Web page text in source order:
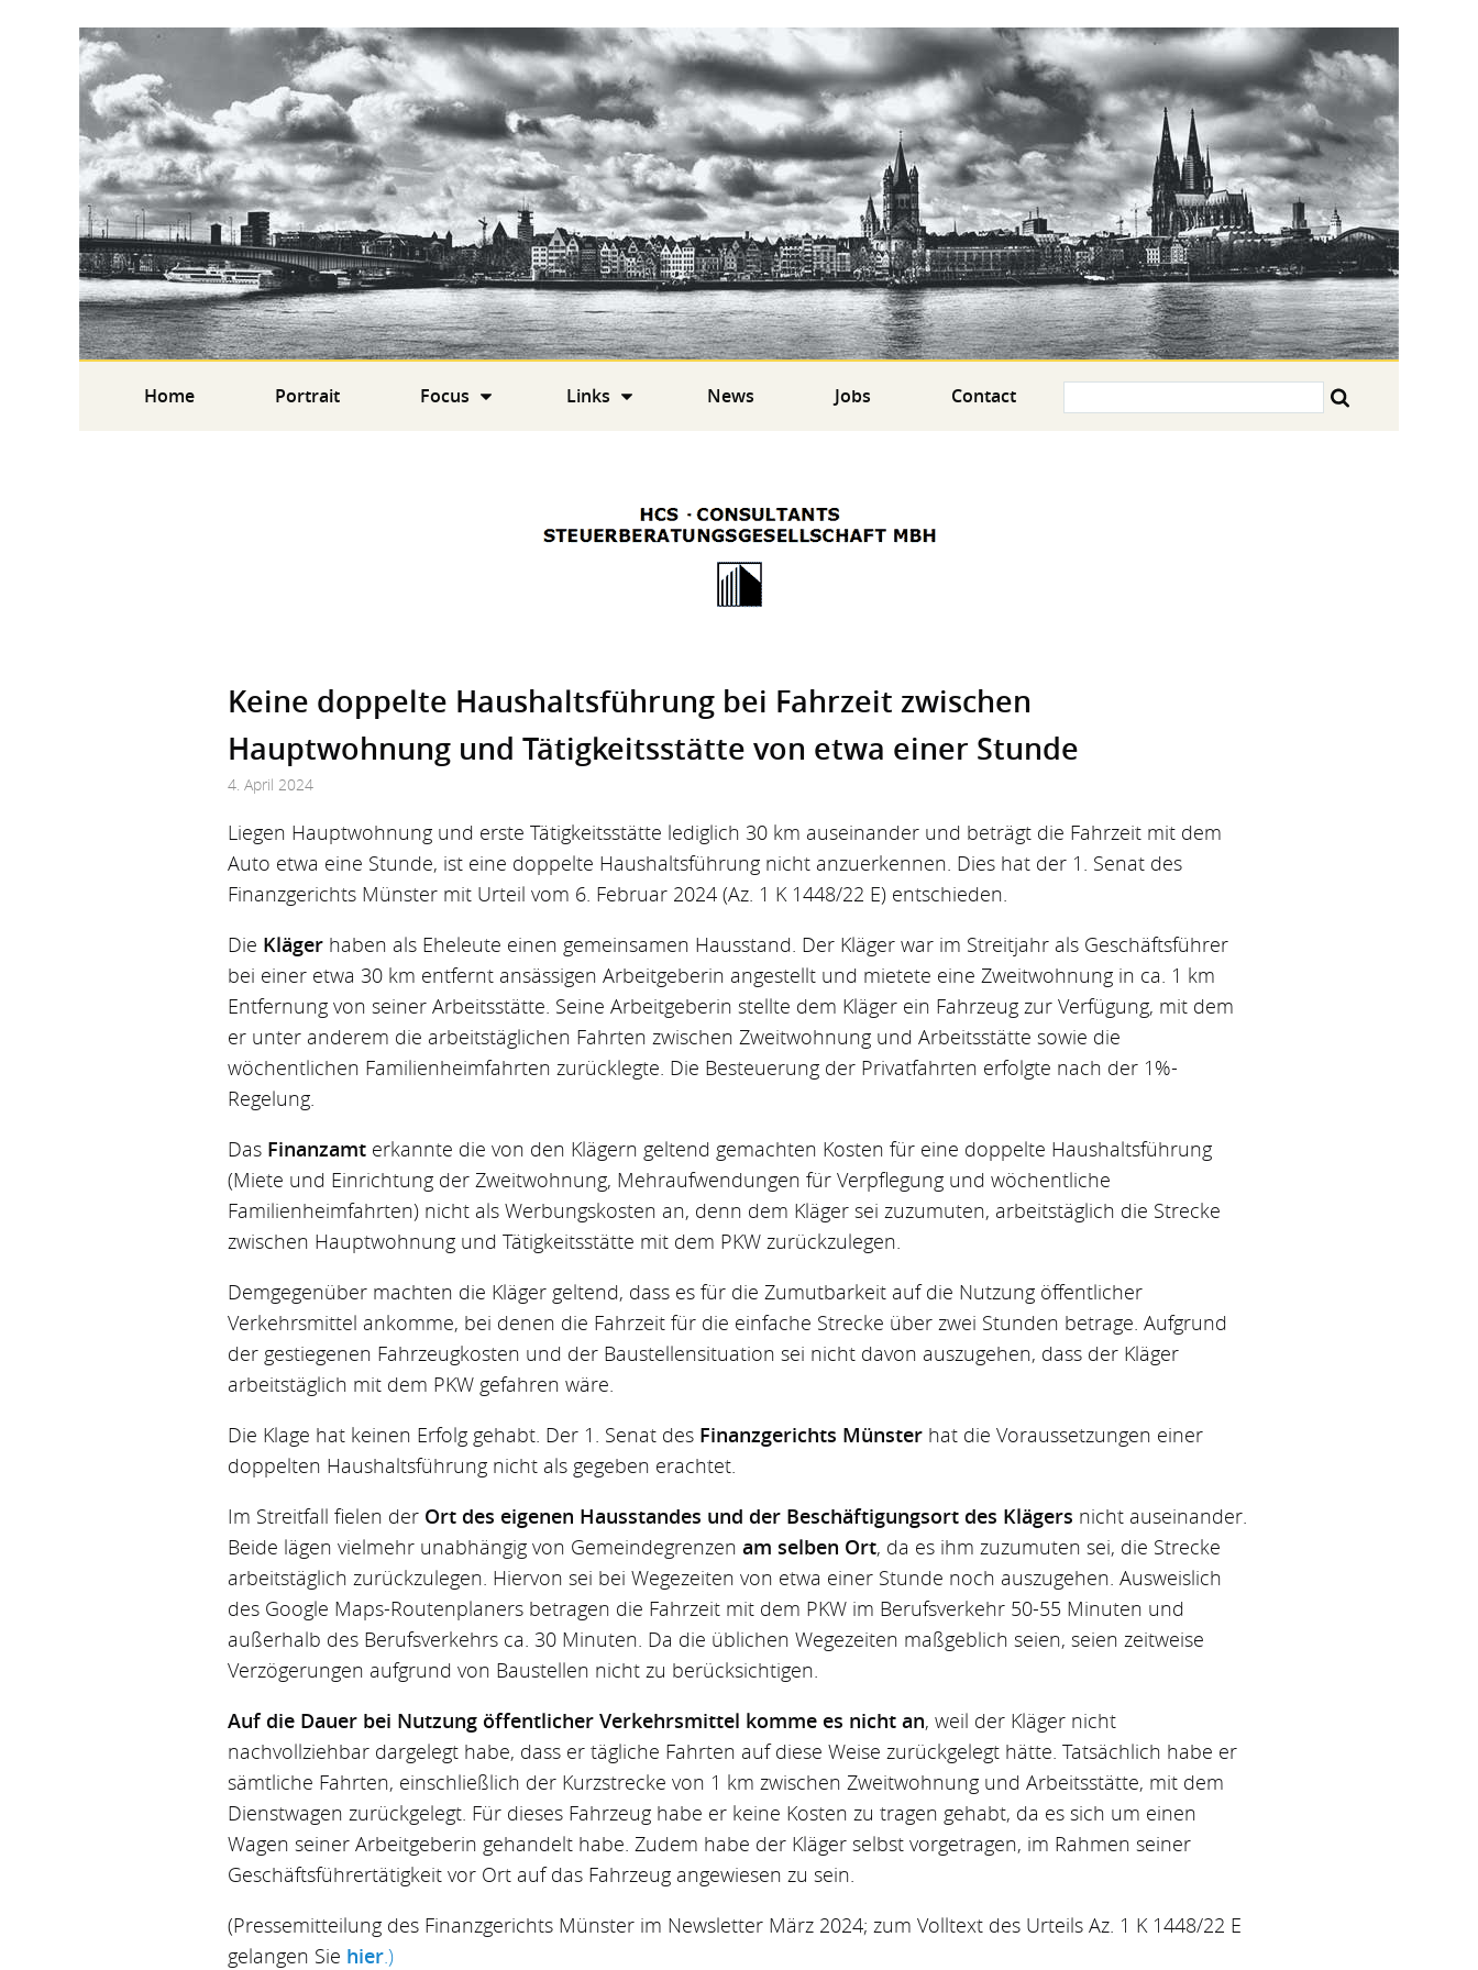
Home Portrait Focus Links News Jobs Contact
Keine doppelte Haushaltsführung bei Fahrzeit zwischen
Hauptwohnung und Tätigkeitsstätte von etwa einer Stunde
4. April 2024
Liegen Hauptwohnung und erste Tätigkeitsstätte lediglich 30 km auseinander und beträgt die Fahrzeit mit dem
Auto etwa eine Stunde, ist eine doppelte Haushaltsführung nicht anzuerkennen. Dies hat der 1. Senat des
Finanzgerichts Münster mit Urteil vom 6. Februar 2024 (Az. 1 K 1448/22 E) entschieden.
Die Kläger haben als Eheleute einen gemeinsamen Hausstand. Der Kläger war im Streitjahr als Geschäftsführer
bei einer etwa 30 km entfernt ansässigen Arbeitgeberin angestellt und mietete eine Zweitwohnung in ca. 1 km
Entfernung von seiner Arbeitsstätte. Seine Arbeitgeberin stellte dem Kläger ein Fahrzeug zur Verfügung, mit dem
er unter anderem die arbeitstäglichen Fahrten zwischen Zweitwohnung und Arbeitsstätte sowie die
wöchentlichen Familienheimfahrten zurücklegte. Die Besteuerung der Privatfahrten erfolgte nach der 1%-
Regelung.
Das Finanzamt erkannte die von den Klägern geltend gemachten Kosten für eine doppelte Haushaltsführung
(Miete und Einrichtung der Zweitwohnung, Mehraufwendungen für Verpflegung und wöchentliche
Familienheimfahrten) nicht als Werbungskosten an, denn dem Kläger sei zuzumuten, arbeitstäglich die Strecke
zwischen Hauptwohnung und Tätigkeitsstätte mit dem PKW zurückzulegen.
Demgegenüber machten die Kläger geltend, dass es für die Zumutbarkeit auf die Nutzung öffentlicher
Verkehrsmittel ankomme, bei denen die Fahrzeit für die einfache Strecke über zwei Stunden betrage. Aufgrund
der gestiegenen Fahrzeugkosten und der Baustellensituation sei nicht davon auszugehen, dass der Kläger
arbeitstäglich mit dem PKW gefahren wäre.
Die Klage hat keinen Erfolg gehabt. Der 1. Senat des Finanzgerichts Münster hat die Voraussetzungen einer
doppelten Haushaltsführung nicht als gegeben erachtet.
Im Streitfall fielen der Ort des eigenen Hausstandes und der Beschäftigungsort des Klägers nicht auseinander.
Beide lägen vielmehr unabhängig von Gemeindegrenzen am selben Ort, da es ihm zuzumuten sei, die Strecke
arbeitstäglich zurückzulegen. Hiervon sei bei Wegezeiten von etwa einer Stunde noch auszugehen. Ausweislich
des Google Maps-Routenplaners betragen die Fahrzeit mit dem PKW im Berufsverkehr 50-55 Minuten und
außerhalb des Berufsverkehrs ca. 30 Minuten. Da die üblichen Wegezeiten maßgeblich seien, seien zeitweise
Verzögerungen aufgrund von Baustellen nicht zu berücksichtigen.
Auf die Dauer bei Nutzung öffentlicher Verkehrsmittel komme es nicht an, weil der Kläger nicht
nachvollziehbar dargelegt habe, dass er tägliche Fahrten auf diese Weise zurückgelegt hätte. Tatsächlich habe er
sämtliche Fahrten, einschließlich der Kurzstrecke von 1 km zwischen Zweitwohnung und Arbeitsstätte, mit dem
Dienstwagen zurückgelegt. Für dieses Fahrzeug habe er keine Kosten zu tragen gehabt, da es sich um einen
Wagen seiner Arbeitgeberin gehandelt habe. Zudem habe der Kläger selbst vorgetragen, im Rahmen seiner
Geschäftsführertätigkeit vor Ort auf das Fahrzeug angewiesen zu sein.
(Pressemitteilung des Finanzgerichts Münster im Newsletter März 2024; zum Volltext des Urteils Az. 1 K 1448/22 E
gelangen Sie hier.)